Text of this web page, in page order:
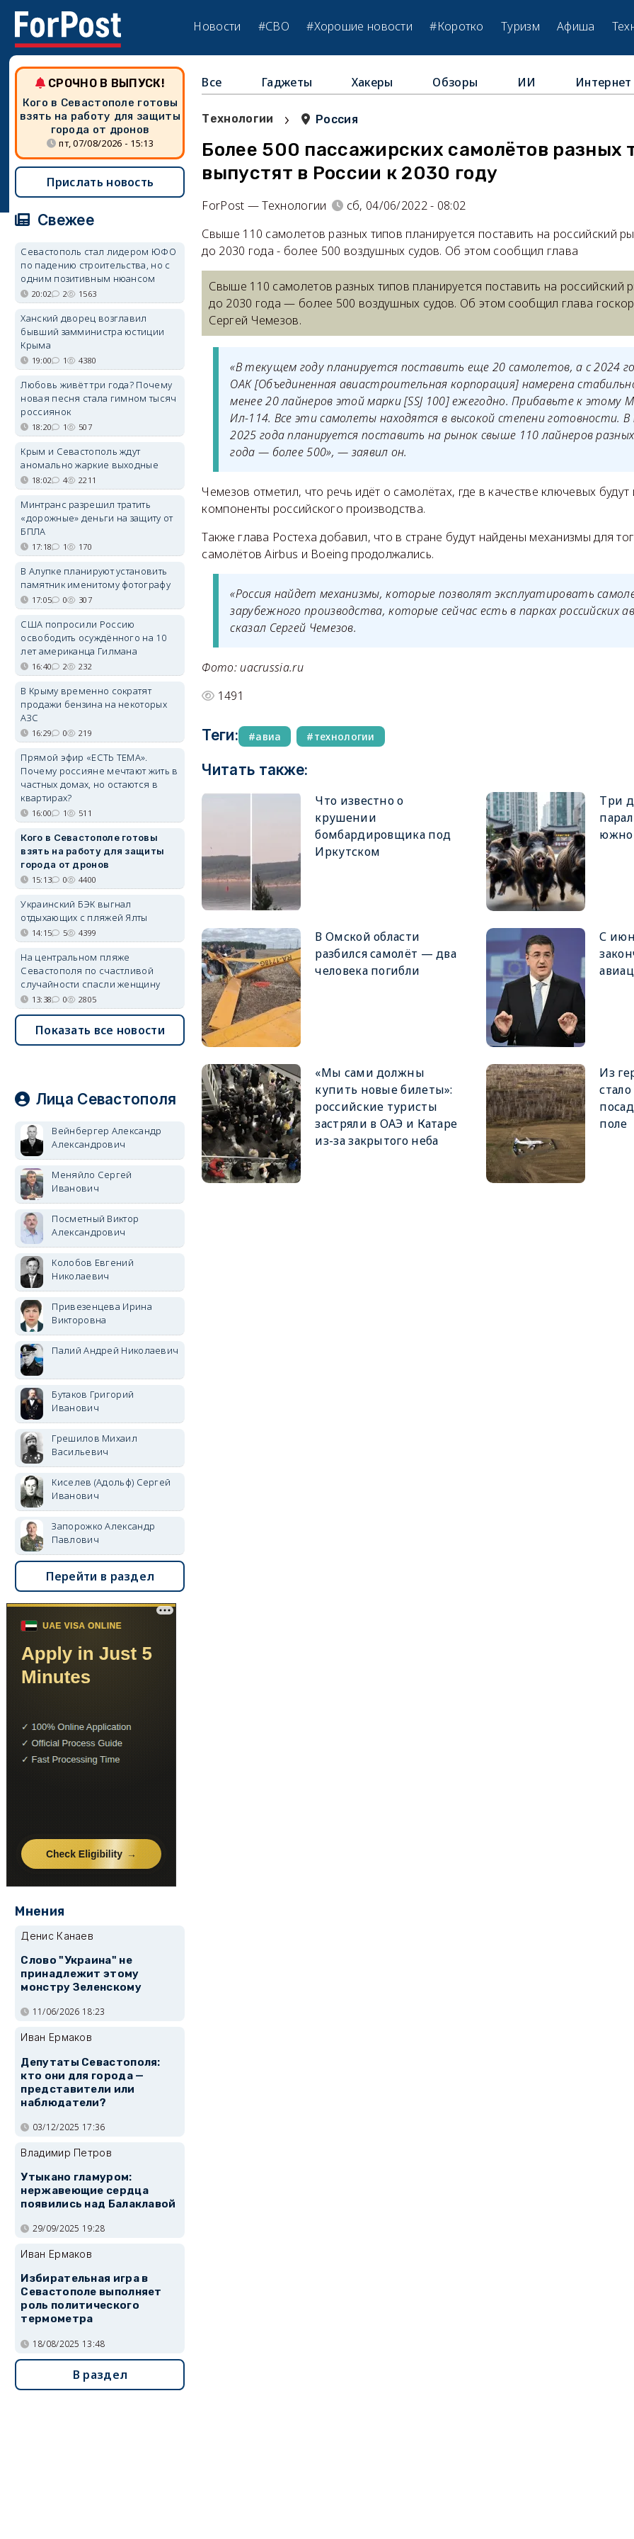
Новости #СВО #Хорошие новости #Коротко Туризм Афиша
Все Гаджеты Хакеры Обзоры ИИ Интернет
Технологии › Россия
Более 500 пассажирских самолётов разных
выпустят в России к 2030 году
ForPost — Технологии
сб, 04/06/2022 - 08:02
Свыше 110 самолетов разных типов планируется поставить на российский
до 2030 года - более 500 воздушных судов. Об этом сообщил глава
Свыше 110 самолетов разных типов планируется поставить на российский
до 2030 года — более 500 воздушных судов. Об этом сообщил глава
Сергей Чемезов.
«В текущем году планируется поставить еще 20 самолетов, а с 2024
ОАК[Объединенная авиастроительная корпорация] намерена
менее 20 лайнеров этой марки[SSJ 100]ежегодно. Прибавьте к этому
Ил-114. Все эти самолеты находятся в высокой степени готовности. В
2025 года планируется поставить на рынок свыше 110 лайнеров
года — более 500», — заявил он.
Чемезов отметил, что речь идёт о самолётах, где в качестве ключевых будут
компоненты российского производства.
Также глава Ростеха добавил, что в стране будут найдены механизмы для
самолётов Airbus и Boeing продолжались.
«Россия найдет механизмы, которые позволят эксплуатировать
зарубежного производства, которые сейчас есть в парках российских
сказал Сергей Чемезов.
Фото: uacrussia.ru
1491
Теги: авиа технологии
Читать также:
Что известно о
крушении
бомбардировщика под
Иркутском
Три
В Омской области
разбился самолёт — два
человека погибли
С
«Мы сами должны
купить новые билеты»:
российские туристы
застряли в ОАЭ и Катаре
из-за закрытого неба
Из
поле
СРОЧНО В ВЫПУСК!
Кого в Севастополе готовы
взять на работу для защиты
города от дронов
пт, 07/08/2026 - 15:13
Прислать новость
Свежее
Севастополь стал лидером ЮФО
по падению строительства, но с
одним позитивным нюансом
20:02 2 1563
Ханский дворец возглавил
бывший замминистра юстиции
Крыма
19:00 1 4380
Любовь живёт три года? Почему
новая песня стала гимном тысяч
россиянок
18:20 1 507
Крым и Севастополь ждут
аномально жаркие выходные
18:02 4 2211
Минтранс разрешил тратить
«дорожные» деньги на защиту от
БПЛА
17:18 1 170
В Алупке планируют установить
памятник именитому фотографу
17:05 0 307
США попросили Россию
освободить осуждённого на 10
лет американца Гилмана
16:40 2 232
В Крыму временно сократят
продажи бензина на некоторых
АЗС
16:29 0 219
Прямой эфир «ЕСТЬ ТЕМА».
Почему россияне мечтают жить в
частных домах, но остаются в
квартирах?
16:00 1 511
Кого в Севастополе готовы
взять на работу для защиты
города от дронов
15:13 0 4400
Украинский БЭК выгнал
отдыхающих с пляжей Ялты
14:15 5 4399
На центральном пляже
Севастополя по счастливой
случайности спасли женщину
13:38 0 2805
Показать все новости
Лица Севастополя
Вейнбергер Александр
Александрович
Меняйло Сергей
Иванович
Посметный Виктор
Александрович
Колобов Евгений
Николаевич
Привезенцева Ирина
Викторовна
Палий Андрей Николаевич
Бутаков Григорий
Иванович
Грешилов Михаил
Васильевич
Киселев (Адольф) Сергей
Иванович
Запорожко Александр
Павлович
Перейти в раздел
Мнения
Денис Канаев
Слово "Украина" не
принадлежит этому
монстру Зеленскому
11/06/2026 18:23
Иван Ермаков
Депутаты Севастополя:
кто они для города —
представители или
наблюдатели?
03/12/2025 17:36
Владимир Петров
Утыкано гламуром:
нержавеющие сердца
появились над Балаклавой
29/09/2025 19:28
Иван Ермаков
Избирательная игра в
Севастополе выполняет
роль политического
термометра
18/08/2025 13:48
В раздел